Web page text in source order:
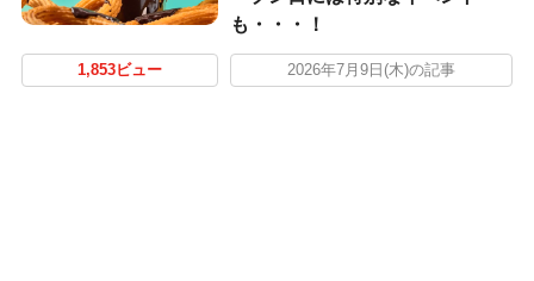
も・・・！
1,853ビュー 2026年7月9日(木)の記事